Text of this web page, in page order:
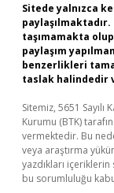
Sitede yalnızca
taşımamakta
paylaşım
benzerlikleri
taslak halindedir
Sitemiz, 5651
Kurumu (BTK)
vermektedir. Bu
veya araştırma
yazdıkları
bu sorumluluğu